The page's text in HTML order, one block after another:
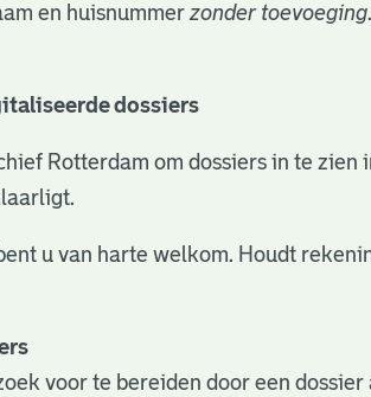
en huisnummer zonder toevoeging
dossiers
Rotterdam om dossiers in te
u van harte welkom. Houdt
voor te bereiden door een